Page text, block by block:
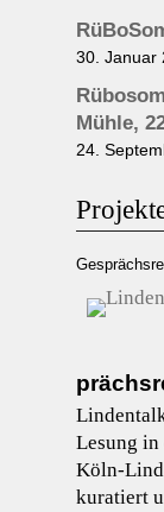
30. Januar
Mühle,
24.
Lesung in
Köln-
kuratiert